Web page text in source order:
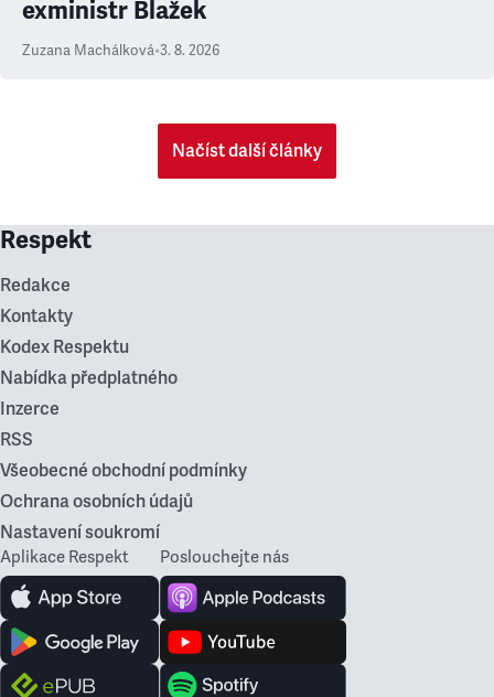
exministr Blažek
Zuzana Machálková•3. 8. 2026
Načíst další články
Respekt
Redakce
Kontakty
Kodex Respektu
Nabídka předplatného
Inzerce
RSS
Všeobecné obchodní podmínky
Ochrana osobních údajů
Nastavení soukromí
Aplikace Respekt Poslouchejte nás